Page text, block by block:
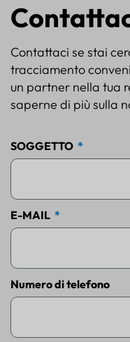
Contattaci se stai
tracciamento
un partner nella tua
saperne di più sulla
SOGGETTO
E-MAIL
Numero di telefono